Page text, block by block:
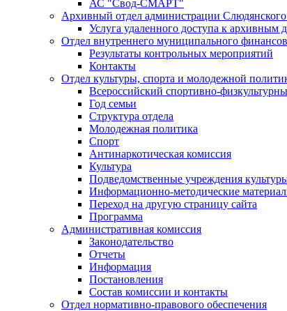
АС "Свод-СМАРТ"
Архивный отдел администрации
Услуга удаленного доступа к архивным
Отдел внутреннего муниципального
Результаты контрольных мероприятий
Контакты
Отдел культуры, спорта и молодежной
Всероссийский спортивно-
Год семьи
Структура отдела
Молодежная политика
Спорт
Антинаркотическая комиссия
Культура
Подведомственные учреждения
Информационно-методические
Переход на другую страницу сайта
Программа
Административная комиссия
Законодательство
Отчеты
Информация
Постановления
Состав комиссии и контакты
Отдел нормативно-правового обеспечения